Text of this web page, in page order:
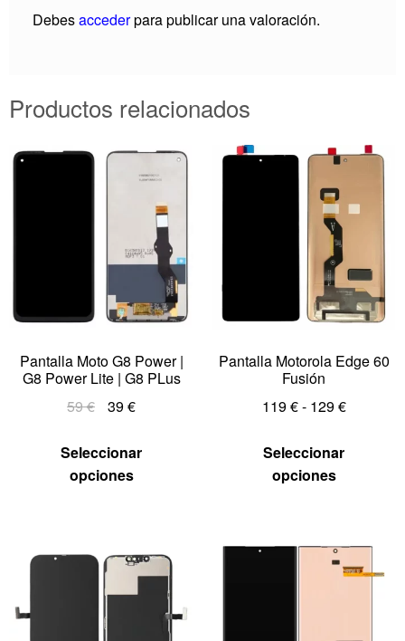
Debesaccederpara publicar una valoración.
Productos relacionados
Pantalla Moto G8 Power |
G8 Power Lite | G8 PLus
59€ 39€
Seleccionar
opciones
Pantalla Motorola Edge 60
Fusión
119€- 129€
Seleccionar
opciones